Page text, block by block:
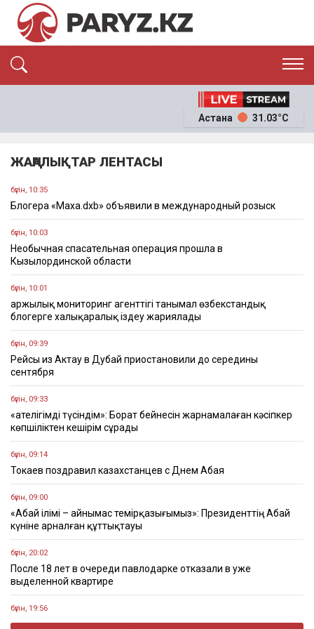
ЭКОНОМИКА
ОҚИҒА
Астана 31.03°C
ЖАҢАЛЫҚТАР ЛЕНТАСЫ
бүгін, 10:35
Блогера «Маха.dxb» объявили в международный розыск
бүгін, 10:03
Необычная спасательная операция прошла в
Кызылординской области
бүгін, 10:01
Қаржылық мониторинг агенттігі танымал өзбекстандық
блогерге халықаралық іздеу жариялады
бүгін, 09:39
Рейсы из Актау в Дубай приостановили до середины
сентября
бүгін, 09:33
«Қателігімді түсіндім»: Борат бейнесін жарнамалаған кәсіпкер
көпшіліктен кешірім сұрады
бүгін, 09:14
Токаев поздравил казахстанцев с Днем Абая
бүгін, 09:00
«Абай ілімі – айнымас темірқазығымыз»: Президенттің Абай
күніне арналған құттықтауы
бүгін, 20:02
После 18 лет в очереди павлодарке отказали в уже
выделенной квартире
бүгін, 19:56
«Құрылтайға жол»: ультрамарафонец преодолеет 1300 км